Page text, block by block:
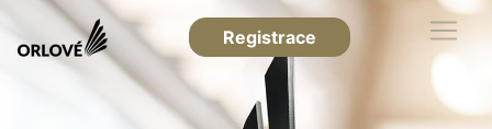
Registrace